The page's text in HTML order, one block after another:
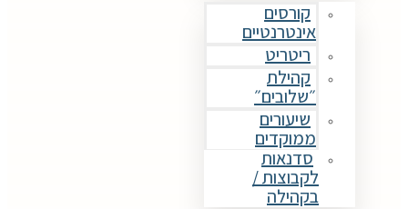
קורסים
אינטרנטיים
ריטריט
קהילת
״שלובים״
שיעורים
ממוקדים
סדנאות
לקבוצות /
בקהילה